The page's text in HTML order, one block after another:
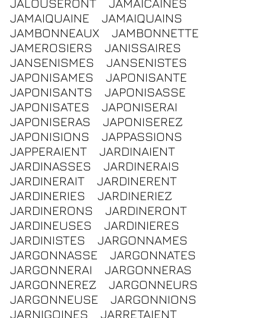
JALOUSERONT
JAMAICAINES
JAMAIQUAINE
JAMAIQUAINS
JAMBONNEAUX
JAMBONNETTE
JAMEROSIERS
JANISSAIRES
JANSENISMES
JANSENISTES
JAPONISAMES
JAPONISANTE
JAPONISANTS
JAPONISASSE
JAPONISATES
JAPONISERAI
JAPONISERAS
JAPONISEREZ
JAPONISIONS
JAPPASSIONS
JAPPERAIENT
JARDINAIENT
JARDINASSES
JARDINERAIS
JARDINERAIT
JARDINERENT
JARDINERIES
JARDINERIEZ
JARDINERONS
JARDINERONT
JARDINEUSES
JARDINIERES
JARDINISTES
JARGONNAMES
JARGONNASSE
JARGONNATES
JARGONNERAI
JARGONNERAS
JARGONNEREZ
JARGONNEURS
JARGONNEUSE
JARGONNIONS
JARNIGOINES
JARRETAIENT